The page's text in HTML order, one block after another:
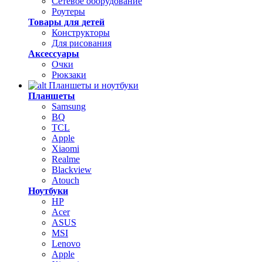
Роутеры
Товары для детей
Конструкторы
Для рисования
Аксессуары
Очки
Рюкзаки
Планшеты и ноутбуки
Планшеты
Samsung
BQ
TCL
Apple
Xiaomi
Realme
Blackview
Atouch
Ноутбуки
HP
Acer
ASUS
MSI
Lenovo
Apple